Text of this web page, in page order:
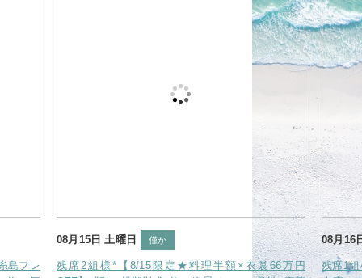
島フレ
08月15日 土曜日 僅か
残席2組様*【8/15限定★料理半額×衣裳66万円
08月16
残席1